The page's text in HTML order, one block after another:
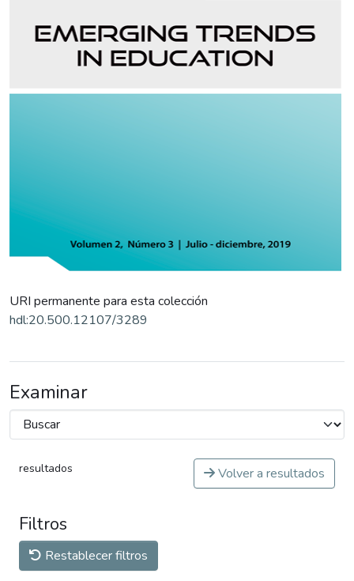
URI permanente para esta colección
hdl:20.500.12107/3289
Examinar
resultados Volver a resultados
Filtros
Restablecer filtros